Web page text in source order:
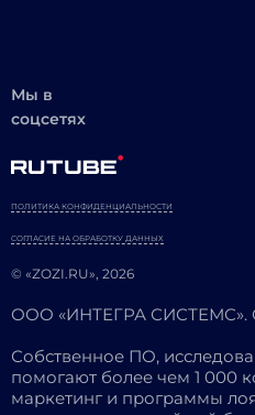
Мы в
соцсетях
© «ZOZI.RU», 2026
ПОЛИТИКА КОНФИДЕНЦИАЛЬНОСТИ
СОГЛАСИЕ НА ОБРАБОТКУ ДАННЫХ
ООО «ИНТЕГРА СИСТЕМС».
Собственное ПО,
помогают более чем 1 000
маркетинг и программы